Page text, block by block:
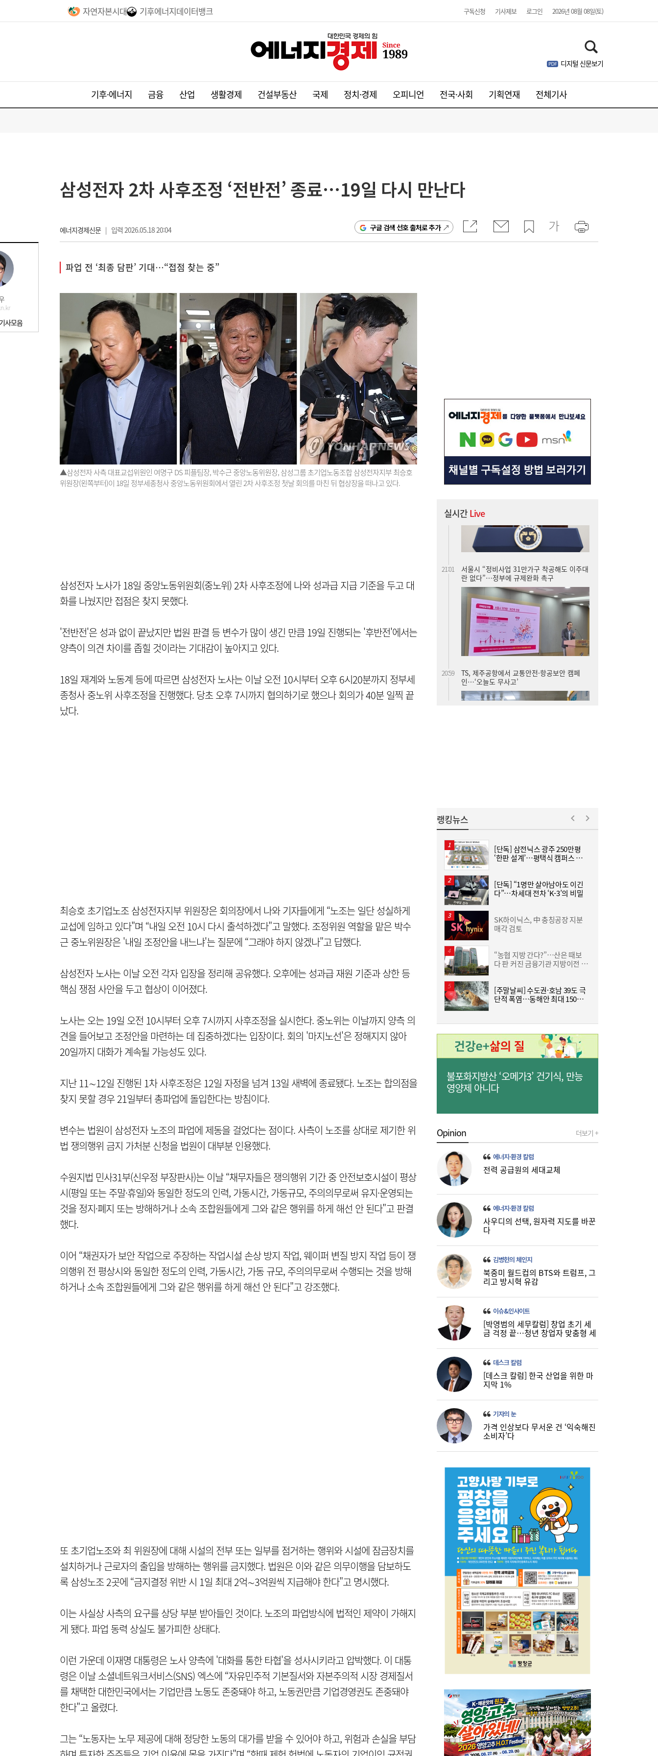
자연자본시대 기후에너지데이터뱅크 구독신청 기사제보 로그인 2026년 08월 08일(토)
디지털 신문보기
기후·에너지 금융 산업 생활경제 건설부동산 국제 정치·경제 오피니언 전국·사회 기획연재 전체기사
사모음
삼성전자 2차 사후조정 ‘전반전’ 종료…19일 다시 만난다
에너지경제신문| 입력 2026.05.18 20:04 구글 검색 선호 출처로 추가
파업 전 ‘최종 담판’ 기대…“접점 찾는 중”
▲삼성전자 사측 대표교섭위원인 여명구 DS 피플팀장, 박수근 중앙노동위원장, 삼성그룹 초기업노동조합 삼성전자지부 최승호
위원장(왼쪽부터)이 18일 정부세종청사 중앙노동위원회에서 열린 2차 사후조정 첫날 회의를 마친 뒤 협상장을 떠나고 있다.
삼성전자 노사가 18일 중앙노동위원회(중노위) 2차 사후조정에 나와 성과급 지급 기준을 두고 대
화를 나눴지만 접점은 찾지 못했다.
'전반전'은 성과 없이 끝났지만 법원 판결 등 변수가 많이 생긴 만큼 19일 진행되는 '후반전'에서는
양측이 의견 차이를 좁힐 것이라는 기대감이 높아지고 있다.
18일 재계와 노동계 등에 따르면 삼성전자 노사는 이날 오전 10시부터 오후 6시20분까지 정부세
종청사 중노위 사후조정을 진행했다. 당초 오후 7시까지 협의하기로 했으나 회의가 40분 일찍 끝
났다.
최승호 초기업노조 삼성전자지부 위원장은 회의장에서 나와 기자들에게 “노조는 일단 성실하게
교섭에 임하고 있다"며 “내일 오전 10시 다시 출석하겠다"고 말했다. 조정위원 역할을 맡은 박수
근 중노위원장은 '내일 조정안을 내느냐'는 질문에 “그래야 하지 않겠나"고 답했다.
삼성전자 노사는 이날 오전 각자 입장을 정리해 공유했다. 오후에는 성과급 재원 기준과 상한 등
핵심 쟁점 사안을 두고 협상이 이어졌다.
노사는 오는 19일 오전 10시부터 오후 7시까지 사후조정을 실시한다. 중노위는 이날까지 양측 의
견을 들어보고 조정안을 마련하는 데 집중하겠다는 입장이다. 회의 '마지노선'은 정해지지 않아
20일까지 대화가 계속될 가능성도 있다.
지난 11∼12일 진행된 1차 사후조정은 12일 자정을 넘겨 13일 새벽에 종료됐다. 노조는 합의점을
찾지 못할 경우 21일부터 총파업에 돌입한다는 방침이다.
변수는 법원이 삼성전자 노조의 파업에 제동을 걸었다는 점이다. 사측이 노조를 상대로 제기한 위
법 쟁의행위 금지 가처분 신청을 법원이 대부분 인용했다.
수원지법 민사31부(신우정 부장판사)는 이날 “채무자들은 쟁의행위 기간 중 안전보호시설이 평상
시(평일 또는 주말·휴일)와 동일한 정도의 인력, 가동시간, 가동규모, 주의의무로써 유지·운영되는
것을 정지·폐지 또는 방해하거나 소속 조합원들에게 그와 같은 행위를 하게 해선 안 된다"고 판결
했다.
이어 “채권자가 보안 작업으로 주장하는 작업시설 손상 방지 작업, 웨이퍼 변질 방지 작업 등이 쟁
의행위 전 평상시와 동일한 정도의 인력, 가동시간, 가동 규모, 주의의무로써 수행되는 것을 방해
하거나 소속 조합원들에게 그와 같은 행위를 하게 해선 안 된다"고 강조했다.
또 초기업노조와 최 위원장에 대해 시설의 전부 또는 일부를 점거하는 행위와 시설에 잠금장치를
설치하거나 근로자의 출입을 방해하는 행위를 금지했다. 법원은 이와 같은 의무이행을 담보하도
록 삼성노조 2곳에 “금지결정 위반 시 1일 최대 2억∼3억원씩 지급해야 한다"고 명시했다.
이는 사실상 사측의 요구를 상당 부분 받아들인 것이다. 노조의 파업방식에 법적인 제약이 가해지
게 됐다. 파업 동력 상실도 불가피한 상태다.
이런 가운데 이재명 대통령은 노사 양측에 '대화를 통한 타협'을 성사시키라고 압박했다. 이 대통
령은 이날 소셜네트워크서비스(SNS) 엑스에 “자유민주적 기본질서와 자본주의적 시장 경제질서
를 채택한 대한민국에서는 기업만큼 노동도 존중돼야 하고, 노동권만큼 기업경영권도 존중돼야
한다"고 올렸다.
그는 “노동자는 노무 제공에 대해 정당한 노동의 대가를 받을 수 있어야 하고, 위험과 손실을 부담
실시간Live
서울시 “정비사업 31만가구 착공해도 이주대
란 없다”…정부에 규제완화 촉구
TS, 제주공항에서 교통안전·항공보안 캠페
인…‘오늘도 무사고’
19:35
롯데케미칼, 2분기 흑자 전환…첨단소재·정
밀화학 ‘쌍끌이’
19:32
사상 최대 실적 이어가는 SK하이닉스…분기
배당 375원
19:26
통신 3사, AIDC로 실적 개선…남은 과제는
‘수익성’
19:24
금호석화, 2분기 영업익 5배 급증…3분기 수
익성은 ‘글쎄’
랭킹뉴스
[단독] 삼전닉스 광주 250만평
‘한판 설계’…평택식 캠퍼스 들
[단독] “1명만 살아남아도 이긴
다”…차세대 전차 ‘K-3’의 비밀
SK하이닉스, 中 충칭공장 지분
매각 검토
“농협 지방 간다?”…산은 때보
다 판 커진 금융기관 지방이전 논
[주말날씨] 수도권·호남 39도 극
단적 폭염…동해안 최대 150㎜
불포화지방산 ‘오메가3’ 건기식, 만능
영양제 아니다
Opinion 더보기 +
에너지·환경 칼럼
전력 공급원의 세대교체
에너지·환경 칼럼
사우디의 선택, 원자력 지도를 바꾼
다
김병헌의 체인지
북중미 월드컵의 BTS와 트럼프, 그
리고 방시혁 유감
이슈&인사이트
[박영범의 세무칼럼] 창업 초기 세
금 걱정 끝…청년 창업자 맞춤형 세
데스크 칼럼
[데스크 칼럼] 한국 산업을 위한 마
지막 1%
기자의 눈
가격 인상보다 무서운 건 ‘익숙해진
소비자’다